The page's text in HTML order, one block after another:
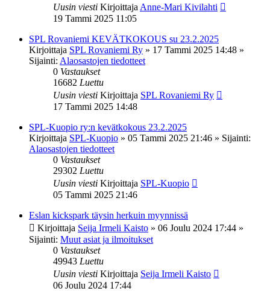
Uusin viesti Kirjoittaja Anne-Mari Kivilahti
19 Tammi 2025 11:05
SPL Rovaniemi KEVÄTKOKOUS su 23.2.2025
Kirjoittaja SPL Rovaniemi Ry » 17 Tammi 2025 14:48 »
Sijainti: Alaosastojen tiedotteet
0 Vastaukset
16682 Luettu
Uusin viesti Kirjoittaja SPL Rovaniemi Ry
17 Tammi 2025 14:48
SPL-Kuopio ry:n kevätkokous 23.2.2025
Kirjoittaja SPL-Kuopio » 05 Tammi 2025 21:46 » Sijainti:
Alaosastojen tiedotteet
0 Vastaukset
29302 Luettu
Uusin viesti Kirjoittaja SPL-Kuopio
05 Tammi 2025 21:46
Eslan kickspark täysin herkuin myynnissä
Kirjoittaja Seija Irmeli Kaisto » 06 Joulu 2024 17:44 »
Sijainti: Muut asiat ja ilmoitukset
0 Vastaukset
49943 Luettu
Uusin viesti Kirjoittaja Seija Irmeli Kaisto
06 Joulu 2024 17:44